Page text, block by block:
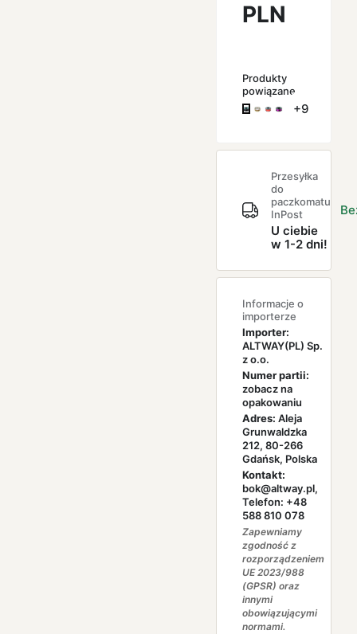
PLN
Produkty
powiązane
+9
Przesyłka
do
paczkomatu
InPost
U ciebie
w 1-2 dni!
Informacje o
importerze
Importer:
ALTWAY(PL) Sp.
z o.o.
Numer partii:
zobacz na
opakowaniu
Adres: Aleja
Grunwaldzka
212, 80-266
Gdańsk, Polska
Kontakt:
bok@altway.pl,
Telefon: +48
588 810 078
Zapewniamy
zgodność z
rozporządzeniem
UE 2023/988
(GPSR) oraz
innymi
obowiązującymi
normami.